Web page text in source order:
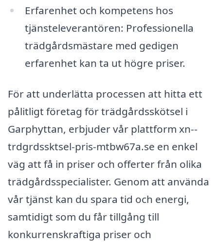
Erfarenhet och kompetens hos
tjänsteleverantören: Professionella
trädgårdsmästare med gedigen
erfarenhet kan ta ut högre priser.
För att underlätta processen att hitta ett
pålitligt företag för trädgårdsskötsel i
Garphyttan, erbjuder vår plattform xn--
trdgrdssktsel-pris-mtbw67a.se en enkel
väg att få in priser och offerter från olika
trädgårdsspecialister. Genom att använda
vår tjänst kan du spara tid och energi,
samtidigt som du får tillgång till
konkurrenskraftiga priser och